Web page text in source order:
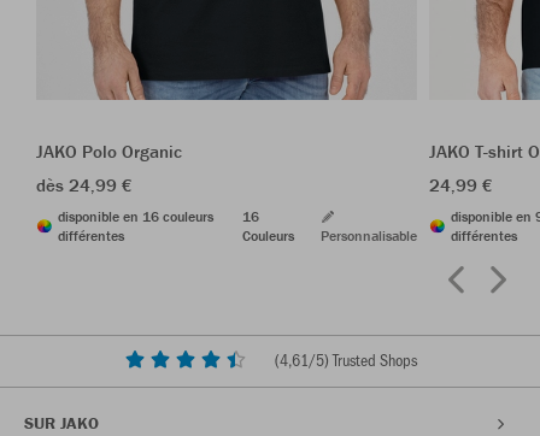
JAKO Polo Organic
dès 24,99 €
disponible en 16 couleurs
différentes
16
Couleurs
Personnalisable
JAKO T-shirt
24,99 €
disponible en
différentes
(4,61/5) Trusted Shops
SUR JAKO